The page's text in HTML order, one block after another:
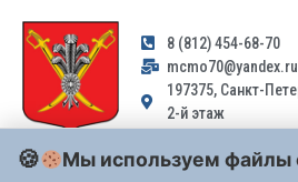
8 (812) 454-68-70
mcmo70@yandex.ru
197375, Санкт-
2-й этаж
Заявления и обращения граждан и
Мы используем файлы